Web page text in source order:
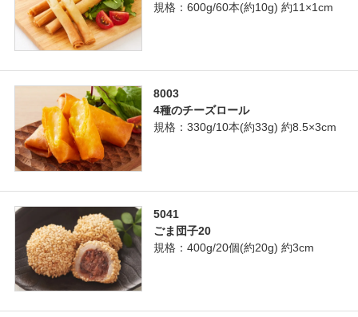
規格：600g/60本(約10g) 約11×1cm
8003
4種のチーズロール
規格：330g/10本(約33g) 約8.5×3cm
5041
ごま団子20
規格：400g/20個(約20g) 約3cm